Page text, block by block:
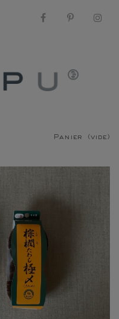
Panier (vide)